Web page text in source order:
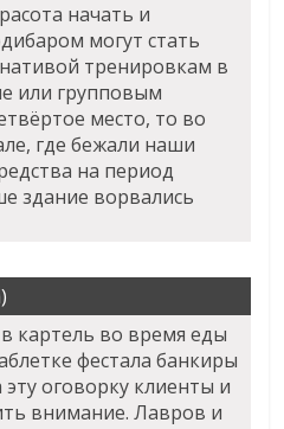
начать и
могут стать
тренировкам в
или групповым
место, то во
где бежали наши
на период
здание ворвались
картель во время еды
фестала банкиры
оговорку клиенты и
внимание. Лавров и